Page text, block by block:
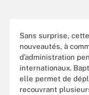
Sans surprise,
nouveautés, à
d’administration
internationaux.
elle permet de
recouvrant